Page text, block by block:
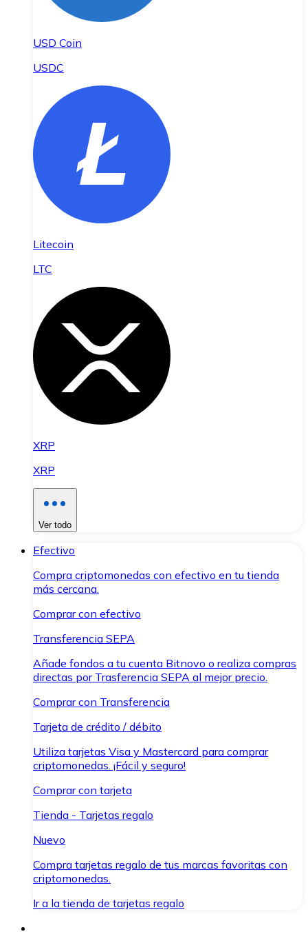
USD Coin
USDC
Litecoin
LTC
XRP
XRP
Ver todo
Efectivo
Compra criptomonedas con efectivo en tu tienda
más cercana.
Comprar con efectivo
Transferencia SEPA
Añade fondos a tu cuenta Bitnovo o realiza compras
directas por Trasferencia SEPA al mejor precio.
Comprar con Transferencia
Tarjeta de crédito / débito
Utiliza tarjetas Visa y Mastercard para comprar
criptomonedas. ¡Fácil y seguro!
Comprar con tarjeta
Tienda - Tarjetas regalo
Nuevo
Compra tarjetas regalo de tus marcas favoritas con
criptomonedas.
Ir a la tienda de tarjetas regalo